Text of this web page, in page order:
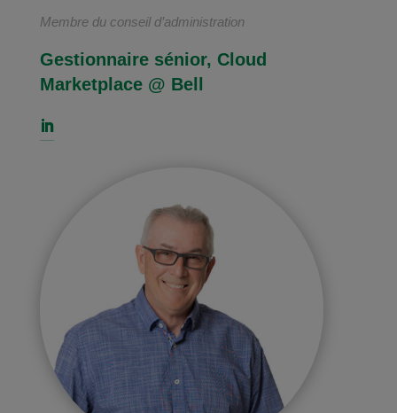
Membre du conseil d’administration
Gestionnaire sénior, Cloud
Marketplace @ Bell